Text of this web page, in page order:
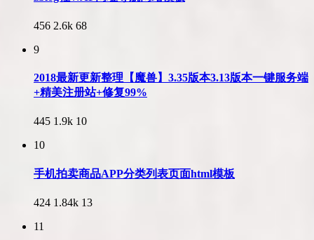
456 2.6k 68
9
2018最新更新整理【魔兽】3.35版本3.13版本一键服务端
+精美注册站+修复99%
445 1.9k 10
10
手机拍卖商品APP分类列表页面html模板
424 1.84k 13
11